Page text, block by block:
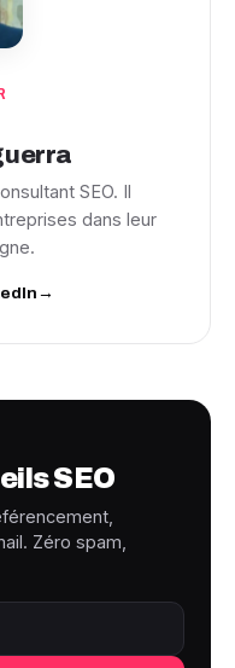
SEO. Il
dans leur
→
SEO
Zéro spam,